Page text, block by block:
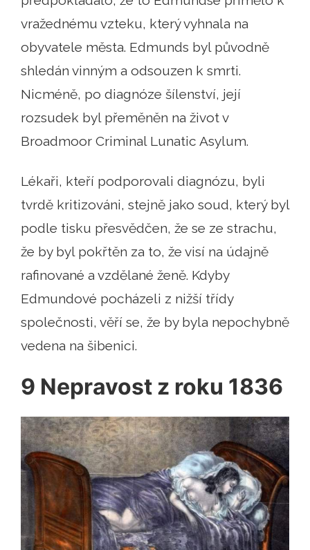
vražednému vzteku, který vyhnala na
obyvatele města. Edmunds byl původně
shledán vinným a odsouzen k smrti.
Nicméně, po diagnóze šílenství, její
rozsudek byl přeměněn na život v
Broadmoor Criminal Lunatic Asylum.
Lékaři, kteří podporovali diagnózu, byli
tvrdě kritizováni, stejně jako soud, který byl
podle tisku přesvědčen, že se ze strachu,
že by byl pokřtěn za to, že visí na údajně
rafinované a vzdělané ženě. Kdyby
Edmundové pocházeli z nižší třídy
společnosti, věří se, že by byla nepochybně
vedena na šibenici.
9 Nepravost z roku 1836